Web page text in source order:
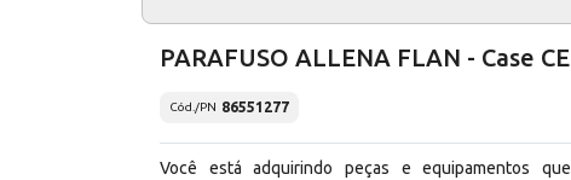
PARAFUSO ALLENA FLAN - Case CE
Cód./PN 86551277
Você está adquirindo peças e equipamentos que